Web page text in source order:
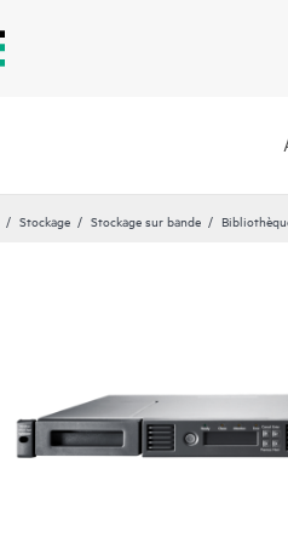
Stockage Stockage sur bande